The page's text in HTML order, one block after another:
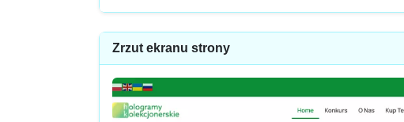
Zrzut ekranu strony